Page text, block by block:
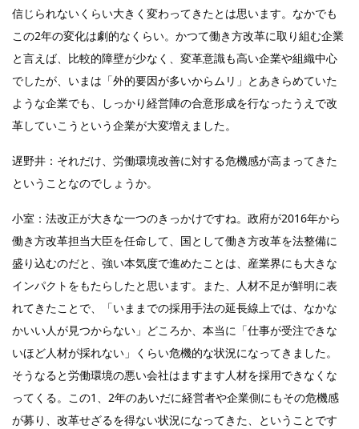
信じられないくらい大きく変わってきたとは思います。なかでも
この2年の変化は劇的なくらい。かつて働き方改革に取り組む企業
と言えば、比較的障壁が少なく、変革意識も高い企業や組織中心
でしたが、いまは「外的要因が多いからムリ」とあきらめていた
ような企業でも、しっかり経営陣の合意形成を行なったうえで改
革していこうという企業が大変増えました。
遅野井：それだけ、労働環境改善に対する危機感が高まってきた
ということなのでしょうか。
小室：法改正が大きな一つのきっかけですね。政府が2016年から
働き方改革担当大臣を任命して、国として働き方改革を法整備に
盛り込むのだと、強い本気度で進めたことは、産業界にも大きな
インパクトをもたらしたと思います。また、人材不足が鮮明に表
れてきたことで、「いままでの採用手法の延長線上では、なかな
かいい人が見つからない」どころか、本当に「仕事が受注できな
いほど人材が採れない」くらい危機的な状況になってきました。
そうなると労働環境の悪い会社はますます人材を採用できなくな
ってくる。この1、2年のあいだに経営者や企業側にもその危機感
が募り、改革せざるを得ない状況になってきた、ということです